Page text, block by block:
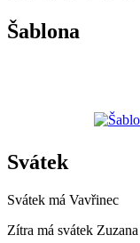
Šablona
Svátek
Svátek má Vavřinec
Zítra má svátek Zuzana